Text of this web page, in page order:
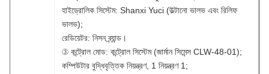
হাইড্রোলিক সিস্টেম: Shanxi Yuci (উল্টানো ভালভ এবং রিলিফ
ভালভ);
রেডিয়েটর: নিসন ব্র্যান্ড।
③ কন্ট্রোল মোড: কন্ট্রোল সিস্টেম (জার্মান সিমেন্স CLW-48-01);
কম্পিউটার বুদ্ধিবৃত্তিক নিয়ন্ত্রণ, 1 নিয়ন্ত্রণ 1;